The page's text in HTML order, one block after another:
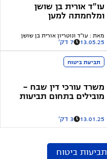
עו"ד אורית בן שושן
ומלחמתה למען
הביטוח לאומי
מאת : עו"ד ונוטריון אורית בן שושן
13.05.25 7 דק'
תביעת ביטוח
משרד עורכי דין שבח –
מובילים בתחום תביעות
13.01.25 3 דק'
תביעות ביטוח